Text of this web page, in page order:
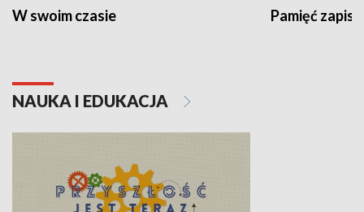
W swoim czasie Pamięć
NAUKA I EDUKACJA